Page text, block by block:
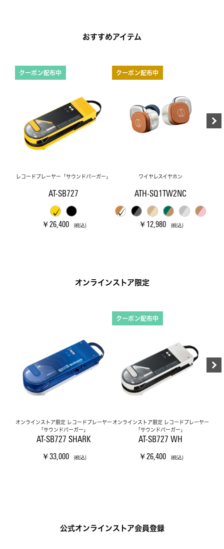
おすすめアイテム
クーポン配布中
レコードプレーヤー「サウンドバーガー」
AT-SB727
￥26,400 (税込)
クーポン配布中
ワイヤレスイヤホン
ATH-SQ1TW2NC
￥12,980 (税込)
オンラインストア限定
オンラインストア限定 レコードプレーヤー
「サウンドバーガー」
AT-SB727 SHARK
￥33,000 (税込)
クーポン配布中
オンラインストア限定 レコードプレーヤー
「サウンドバーガー」
AT-SB727 WH
￥26,400 (税込)
公式オンラインストア会員登録